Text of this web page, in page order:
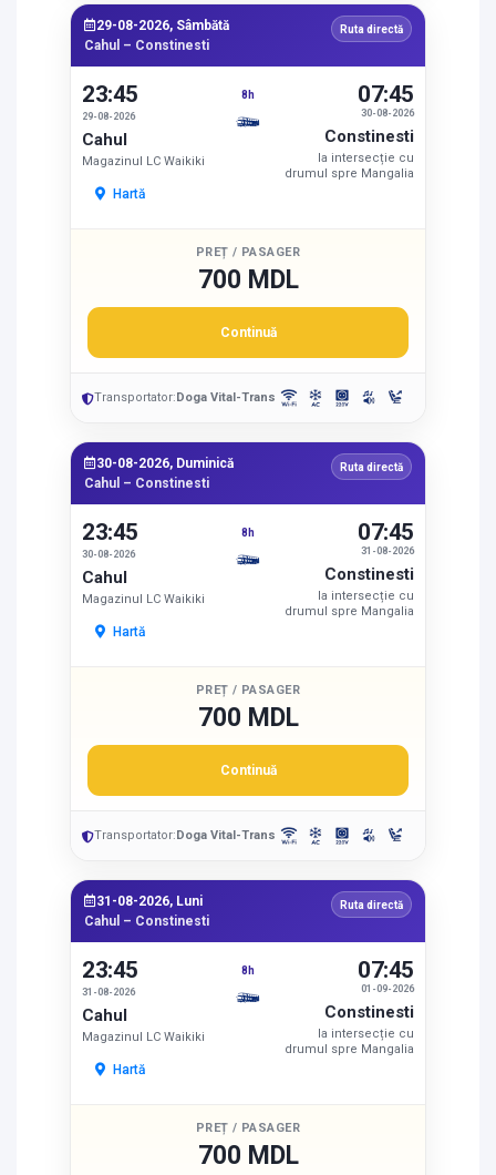
29-08-2026, Sâmbătă
Cahul – Constinesti
Ruta directă
23:45
29-08-2026
Cahul
Magazinul LC Waikiki
Hartă
8h
30-08-2026
07:45
Constinesti
la intersecție cu
drumul spre Mangalia
PREȚ / PASAGER
700 MDL
Continuă
Transportator:Doga Vital-Trans
30-08-2026, Duminică
Cahul – Constinesti
Ruta directă
23:45
30-08-2026
Cahul
Magazinul LC Waikiki
Hartă
8h
31-08-2026
07:45
Constinesti
la intersecție cu
drumul spre Mangalia
PREȚ / PASAGER
700 MDL
Continuă
Transportator:Doga Vital-Trans
31-08-2026, Luni
Cahul – Constinesti
Ruta directă
23:45
31-08-2026
Cahul
Magazinul LC Waikiki
Hartă
8h
01-09-2026
07:45
Constinesti
la intersecție cu
drumul spre Mangalia
PREȚ / PASAGER
700 MDL